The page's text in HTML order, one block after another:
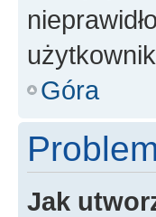
Góra
Jak